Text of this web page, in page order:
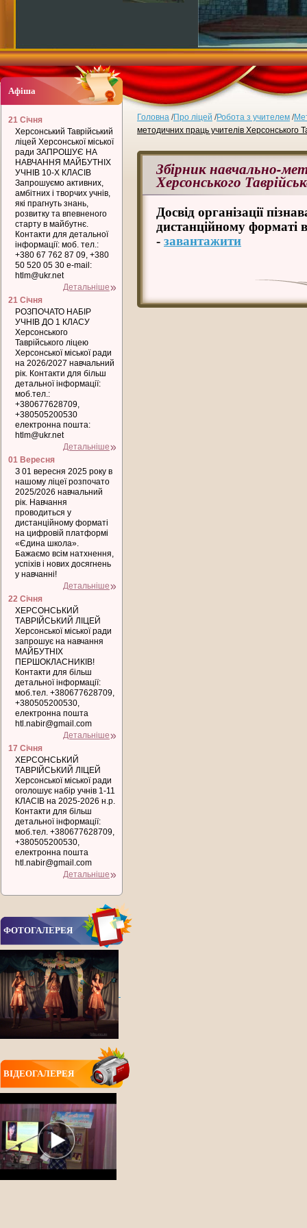
Головна /Про ліцей /Робота з учителем /
методичних праць учителів Херсонського
Збірник навчально-
Херсонського
Досвід організації
дистанційному форматі
- завантажити
Афіша
21 Січня
Херсонський Таврійський
ліцей Херсонської міської
ради ЗАПРОШУЄ НА
НАВЧАННЯ МАЙБУТНІХ
УЧНІВ 10-Х КЛАСІВ
Запрошуємо активних,
амбітних і творчих учнів,
які прагнуть знань,
розвитку та впевненого
старту в майбутнє.
Контакти для детальної
інформації: моб. тел.:
+380 67 762 87 09, +380
50 520 05 30 e-mail:
htlm@ukr.net
Детальніше
21 Січня
РОЗПОЧАТО НАБІР
УЧНІВ ДО 1 КЛАСУ
Херсонського
Таврійського ліцею
Херсонської міської ради
на 2026/2027 навчальний
рік. Контакти для більш
детальної інформації:
моб.тел.:
+380677628709,
+380505200530
електронна пошта:
htlm@ukr.net
Детальніше
01 Вересня
З 01 вересня 2025 року в
нашому ліцеї розпочато
2025/2026 навчальний
рік. Навчання
проводиться у
дистанційному форматі
на цифровій платформі
«Єдина школа».
Бажаємо всім натхнення,
успіхів і нових досягнень
у навчанні!
Детальніше
22 Січня
ХЕРСОНСЬКИЙ
ТАВРІЙСЬКИЙ ЛІЦЕЙ
Херсонської міської ради
запрошує на навчання
МАЙБУТНІХ
ПЕРШОКЛАСНИКІВ!
Контакти для більш
детальної інформації:
моб.тел. +380677628709,
+380505200530,
електронна пошта
htl.nabir@gmail.com
Детальніше
17 Січня
ХЕРСОНСЬКИЙ
ТАВРІЙСЬКИЙ ЛІЦЕЙ
Херсонської міської ради
оголошує набір учнів 1-11
КЛАСІВ на 2025-2026 н.р.
Контакти для більш
детальної інформації:
моб.тел. +380677628709,
+380505200530,
електронна пошта
htl.nabir@gmail.com
Детальніше
ВСІ НОВИНИ
ФОТОГАЛЕРЕЯ
ВIДЕОГАЛЕРЕЯ